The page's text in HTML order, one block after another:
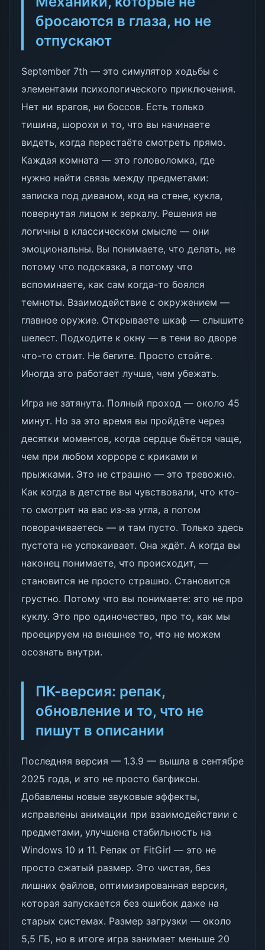
бросаются в глаза, но не
отпускают
September 7th — это симулятор ходьбы с
элементами психологического приключения.
Нет ни врагов, ни боссов. Есть только
тишина, шорохи и то, что вы начинаете
видеть, когда перестаёте смотреть прямо.
Каждая комната — это головоломка, где
нужно найти связь между предметами:
записка под диваном, код на стене, кукла,
повернутая лицом к зеркалу. Решения не
логичны в классическом смысле — они
эмоциональны. Вы понимаете, что делать, не
потому что подсказка, а потому что
вспоминаете, как сам когда-то боялся
темноты. Взаимодействие с окружением —
главное оружие. Открываете шкаф — слышите
шелест. Подходите к окну — в тени во дворе
что-то стоит. Не бегите. Просто стойте.
Иногда это работает лучше, чем убежать.
Игра не затянута. Полный проход — около 45
минут. Но за это время вы пройдёте через
десятки моментов, когда сердце бьётся чаще,
чем при любом хорроре с криками и
прыжками. Это не страшно — это тревожно.
Как когда в детстве вы чувствовали, что кто-
то смотрит на вас из-за угла, а потом
поворачиваетесь — и там пусто. Только здесь
пустота не успокаивает. Она ждёт. А когда вы
наконец понимаете, что происходит, —
становится не просто страшно. Становится
грустно. Потому что вы понимаете: это не про
куклу. Это про одиночество, про то, как мы
проецируем на внешнее то, что не можем
осознать внутри.
ПК-версия: репак,
обновление и то, что не
пишут в описании
Последняя версия — 1.3.9 — вышла в сентябре
2025 года, и это не просто багфиксы.
Добавлены новые звуковые эффекты,
исправлены анимации при взаимодействии с
предметами, улучшена стабильность на
Windows 10 и 11. Репак от FitGirl — это не
просто сжатый размер. Это чистая, без
лишних файлов, оптимизированная версия,
которая запускается без ошибок даже на
старых системах. Размер загрузки — около
5,5 ГБ, но в итоге игра занимает меньше 20